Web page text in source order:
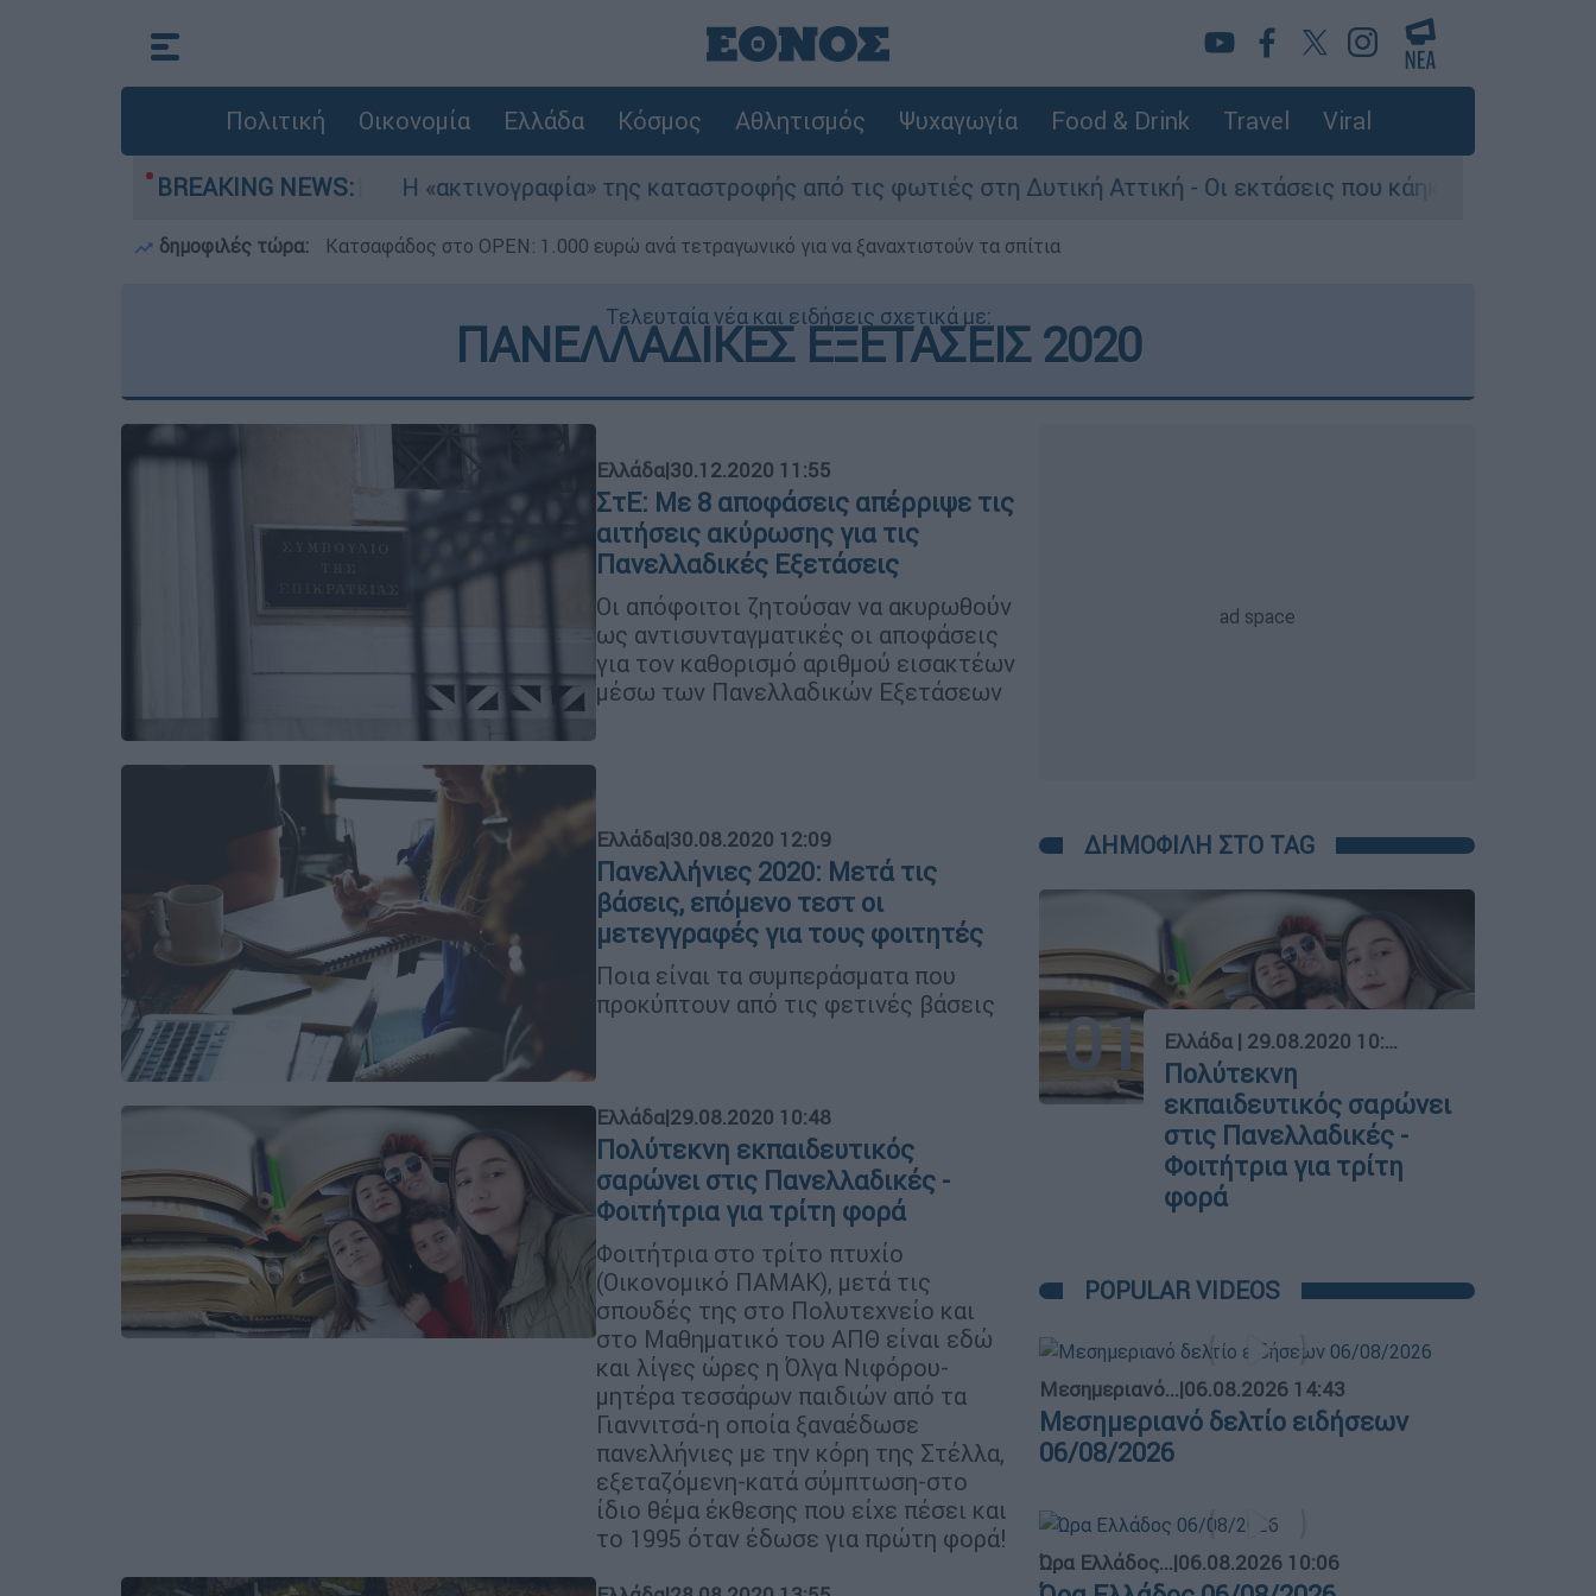
Πολιτική Οικονομία Ελλάδα Κόσμος Αθλητισμός Ψυχαγωγία Food & Drink Travel Viral
BREAKING NEWS:
Η «ακτινογραφία» της καταστροφής από τις φωτιές στη Δυτική Αττική - Οι εκτάσεις που κάηκαν και η επόμενη μέρα του
δημοφιλές τώρα: Κατσαφάδος στο OPEN: 1.000 ευρώ ανά τετραγωνικό για να ξαναχτιστούν τα σπίτια
Τελευταία νέα και ειδήσεις σχετικά με:
ΠΑΝΕΛΛΑΔΙΚΕΣ ΕΞΕΤΑΣΕΙΣ 2020
Ελλάδα|30.12.2020 11:55
ΣτΕ: Με 8 αποφάσεις απέρριψε τις
αιτήσεις ακύρωσης για τις
Πανελλαδικές Εξετάσεις
Οι απόφοιτοι ζητούσαν να ακυρωθούν
ως αντισυνταγματικές οι αποφάσεις
για τον καθορισμό αριθμού εισακτέων
μέσω των Πανελλαδικών Εξετάσεων
Ελλάδα|30.08.2020 12:09
Πανελλήνιες 2020: Μετά τις
βάσεις, επόμενο τεστ οι
μετεγγραφές για τους φοιτητές
Ποια είναι τα συμπεράσματα που
προκύπτουν από τις φετινές βάσεις
Ελλάδα|29.08.2020 10:48
Πολύτεκνη εκπαιδευτικός
σαρώνει στις Πανελλαδικές -
Φοιτήτρια για τρίτη φορά
Φοιτήτρια στο τρίτο πτυχίο
(Οικονομικό ΠΑΜΑΚ), μετά τις
σπουδές της στο Πολυτεχνείο και
στο Μαθηματικό του ΑΠΘ είναι εδώ
και λίγες ώρες η Όλγα Νιφόρου-
μητέρα τεσσάρων παιδιών από τα
Γιαννιτσά-η οποία ξαναέδωσε
πανελλήνιες με την κόρη της Στέλλα,
εξεταζόμενη-κατά σύμπτωση-στο
ίδιο θέμα έκθεσης που είχε πέσει και
το 1995 όταν έδωσε για πρώτη φορά!
ΔΗΜΟΦΙΛΗ ΣΤΟ TAG
01 Ελλάδα | 29.08.2020 10:48
Πολύτεκνη
εκπαιδευτικός σαρώνει
στις Πανελλαδικές -
Φοιτήτρια για τρίτη
φορά
POPULAR VIDEOS
Μεσημεριανό...|06.08.2026 14:43
Μεσημεριανό δελτίο ειδήσεων
06/08/2026
Ώρα Ελλάδος...|06.08.2026 10:06